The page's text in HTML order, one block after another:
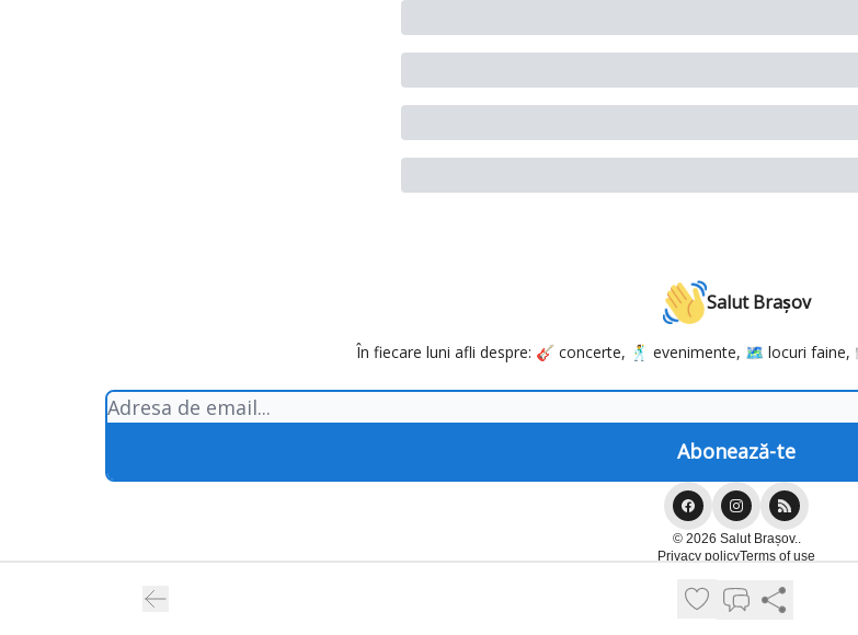
Salut Brașov
În fiecare luni afli despre: 🎸 concerte, 🕺 evenimente, 🗺️ locuri
© 2026 Salut Brașov..
Privacy policyTerms of use
Powered by beehiiv